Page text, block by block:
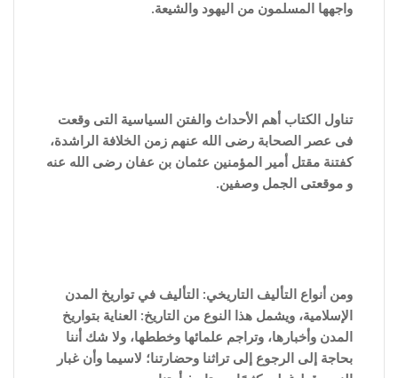
واجهها المسلمون من اليهود والشيعة.
تناول الكتاب أهم الأحداث والفتن ا لسياسية التى وقعت
فى عصر الصحابة رضى الله عنهم زمن الخلافة الراشدة،
كفتنة مقتل أمير المؤمنين عثمان بن عفان رضى الله عنه
و موقعتى الجمل وصفين.
ومن أنواع التأليف التاريخي: التأليف في تواريخ المدن
الإسلامية، ويشمل هذا النوع من التاريخ: العناية بتواريخ
المدن وأخبارها، وتراجم علمائها وخططها، ولا شك أننا
بحاجة إلى الرجوع إلى تراثنا وحضارتنا؛ لاسيما وأن غبار